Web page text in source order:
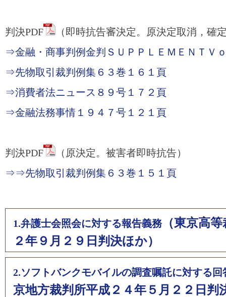
判決PDF
（即時抗告審決定。原決定取消，確
⇒金融・商事判例金判ＳＵＰＰＬＥＭＥＮＴＶ
⇒先物取引裁判例集６３巻１６１頁
⇒消費者法ニュース８９号１７２頁
⇒金融法務事情１９４７号１２１頁
判決PDF
（原決定。被害者即時抗告）
⇒⇒先物取引裁判例集６３巻１５１頁
1.弁護士会照会に対する報告義務（東京高
２年９月２９日判決ほか）
2.ソフトバンクモバイルの調査嘱託に対する回
京地方裁判所平成２４年５月２２日判